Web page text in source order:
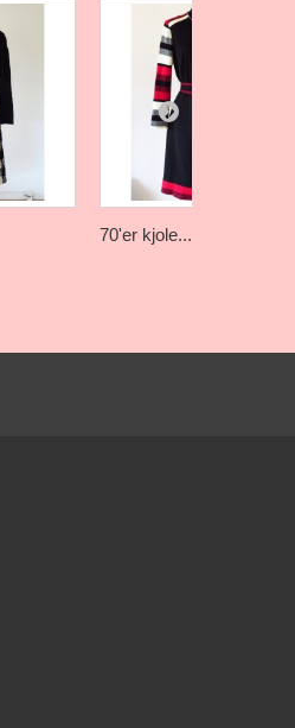
70'er kjole...